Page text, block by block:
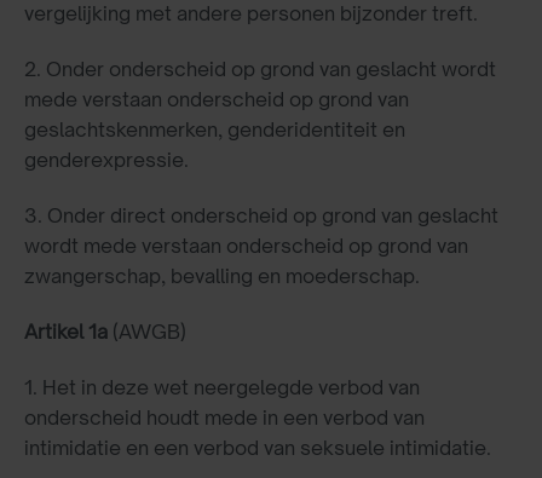
vergelijking met andere personen bijzonder treft.
2. Onder onderscheid op grond van geslacht wordt
mede verstaan onderscheid op grond van
geslachtskenmerken, genderidentiteit en
genderexpressie.
3. Onder direct onderscheid op grond van geslacht
wordt mede verstaan onderscheid op grond van
zwangerschap, bevalling en moederschap.
Artikel 1a (AWGB)
1. Het in deze wet neergelegde verbod van
onderscheid houdt mede in een verbod van
intimidatie en een verbod van seksuele intimidatie.